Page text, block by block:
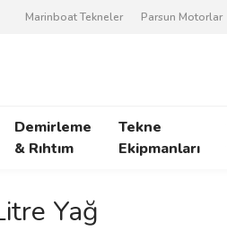
Marinboat Tekneler Parsun Motorlar
Demirleme
& Rıhtım
Tekne
Ekipmanları
Yağ